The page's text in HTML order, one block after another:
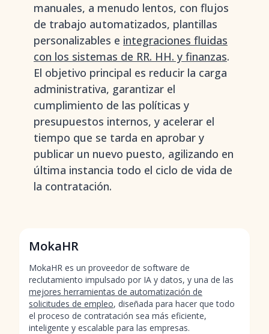
manuales, a menudo lentos, con flujos
de trabajo automatizados, plantillas
personalizables e integraciones fluidas
con los sistemas de RR. HH. y finanzas.
El objetivo principal es reducir la carga
administrativa, garantizar el
cumplimiento de las políticas y
presupuestos internos, y acelerar el
tiempo que se tarda en aprobar y
publicar un nuevo puesto, agilizando en
última instancia todo el ciclo de vida de
la contratación.
MokaHR
MokaHR es un proveedor de software de
reclutamiento impulsado por IA y datos, y una de las
mejores herramientas de automatización de
solicitudes de empleo, diseñada para hacer que todo
el proceso de contratación sea más eficiente,
inteligente y escalable para las empresas.